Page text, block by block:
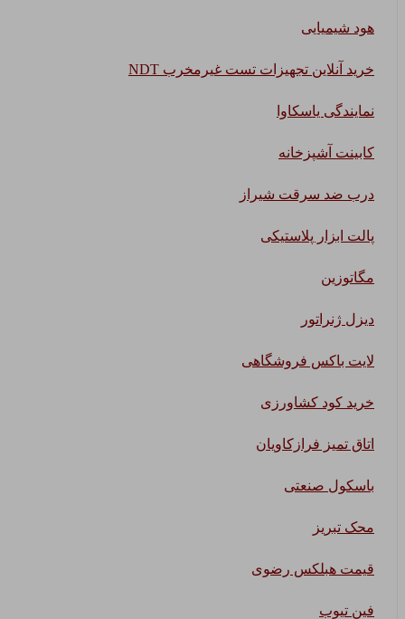
هود شیمیایی
خرید آنلاین تجهیزات تست غیرمخرب NDT
نمایندگی یاسکاوا
کابینت آشپزخانه
درب ضد سرقت شیراز
پالت ابزار پلاستیکی
مگاتوزین
دیزل ژنراتور
لایت باکس فروشگاهی
خرید کود کشاورزی
اتاق تمیز فرازکاویان
باسکول صنعتی
محک تبریز
قیمت هبلکس رضوی
فین تیوب